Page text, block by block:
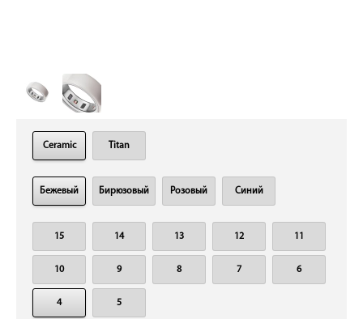
Ceramic Titan
Бежевый Бирюзовый Розовый Синий
15 14 13 12 11
10 9 8 7 6
4 5